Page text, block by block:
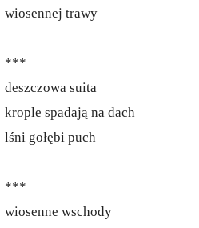
wiosennej trawy
***
deszczowa suita
krople spadają na dach
lśni gołębi puch
***
wiosenne wschody